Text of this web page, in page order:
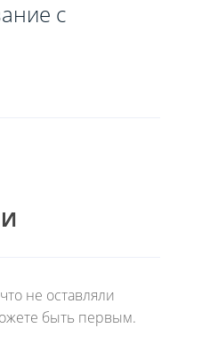
с
не оставляли
быть первым.